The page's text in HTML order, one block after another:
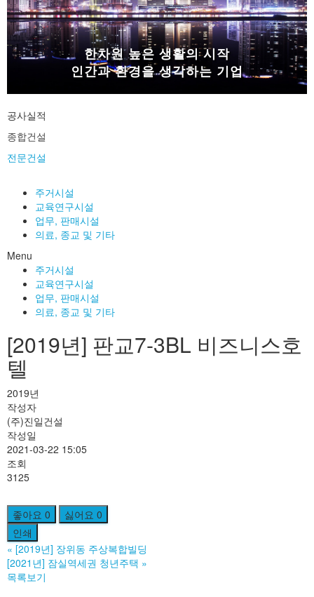
한차원 높은 생활의 시작
인간과 환경을 생각하는 기업
공사실적
종합건설
전문건설
주거시설
교육연구시설
업무, 판매시설
의료, 종교 및 기타
Menu
주거시설
교육연구시설
업무, 판매시설
의료, 종교 및 기타
[2019년] 판교7-3BL 비즈니스호
텔
2019년
작성자
(주)진일건설
작성일
2021-03-22 15:05
조회
3125
좋아요 0 싫어요 0
인쇄
« [2019년] 장위동 주상복합빌딩
[2021년] 잠실역세권 청년주택 »
목록보기